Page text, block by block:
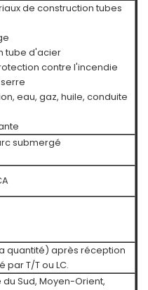
de construction tubes
tube d'acier
contre l'incendie
eau, gaz, huile, conduite
submergé
quantité) après réception
T/T ou LC.
du Sud, Moyen-Orient,